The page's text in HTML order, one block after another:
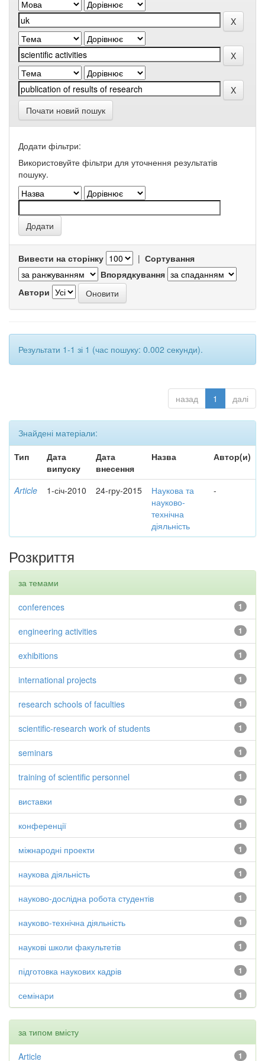
Почати новий пошук
Додати фільтри:
Використовуйте фільтри для уточнення результатів
пошуку.
Вивести на сторінку | Сортування
Впорядкування
Автори
Результати 1-1 зі 1 (час пошуку: 0.002 секунди).
назад 1 далі
Знайдені матеріали:
Тип
Дата
випуску
Дата
внесення
Назва Автор(и)
Article 1-січ-2010 24-гру-2015
Наукова та
науково-
технічна
діяльність
-
Розкриття
за темами
1
conferences
1
engineering activities
1
exhibitions
1
international projects
1
research schools of faculties
1
scientific-research work of students
1
seminars
1
training of scientific personnel
1
виставки
1
конференції
1
міжнародні проекти
1
наукова діяльність
1
науково-дослідна робота студентів
1
науково-технічна діяльність
1
наукові школи факультетів
1
підготовка наукових кадрів
1
семінари
за типом вмісту
1
Article